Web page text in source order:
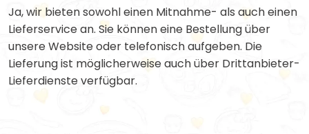
Ja, wir bieten sowohl einen Mitnahme- als auch einen
Lieferservice an. Sie können eine Bestellung über
unsere Website oder telefonisch aufgeben. Die
Lieferung ist möglicherweise auch über Drittanbieter-
Lieferdienste verfügbar.